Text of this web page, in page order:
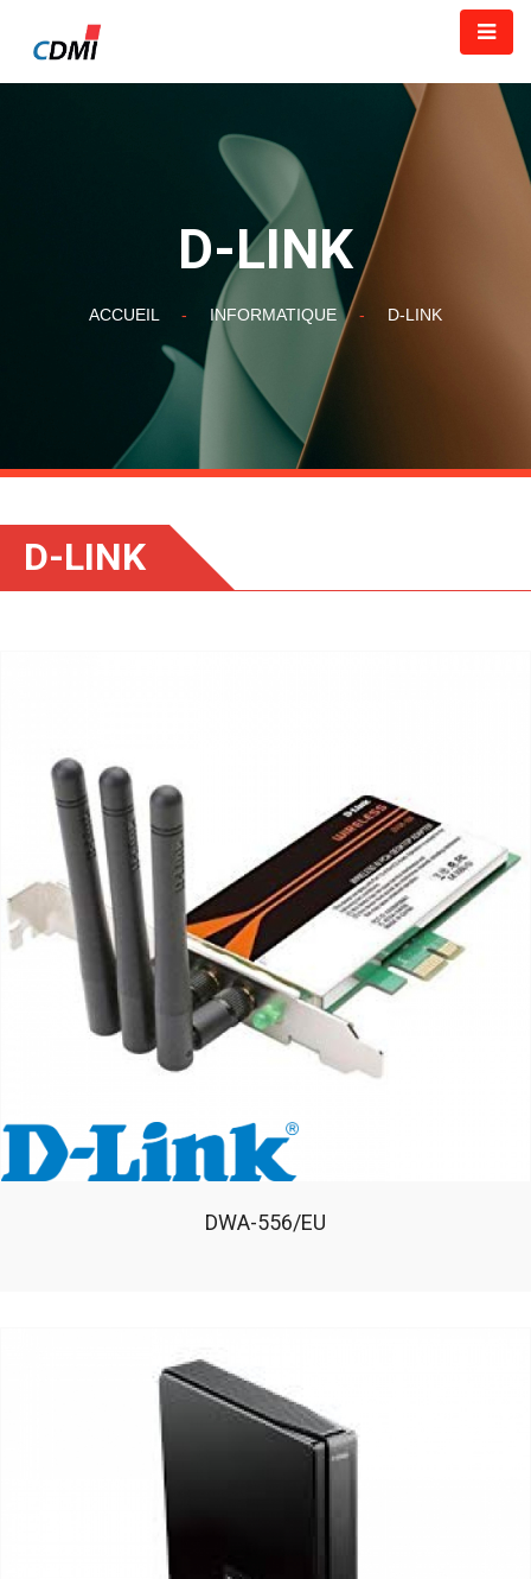
D-LINK
ACCUEIL - INFORMATIQUE - D-LINK
D-LINK
DWA-556/EU